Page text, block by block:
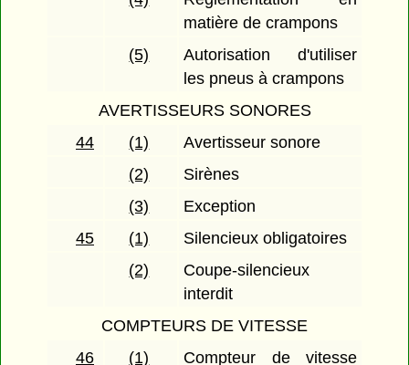
matière de crampons
(5)
Autorisation d'utiliser
les pneus à crampons
AVERTISSEURS SONORES
44
(1)
Avertisseur sonore
(2)
Sirènes
(3)
Exception
45
(1)
Silencieux obligatoires
(2)
Coupe-silencieux
interdit
COMPTEURS DE VITESSE
46
(1) Compteur de vitesse